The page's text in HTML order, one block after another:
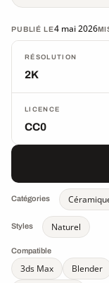
PUBLIÉ LE4 mai 2026
RÉSOLUTION
2K
LICENCE
CC0
Catégories
Styles Naturel
Compatible
3ds Max Blender